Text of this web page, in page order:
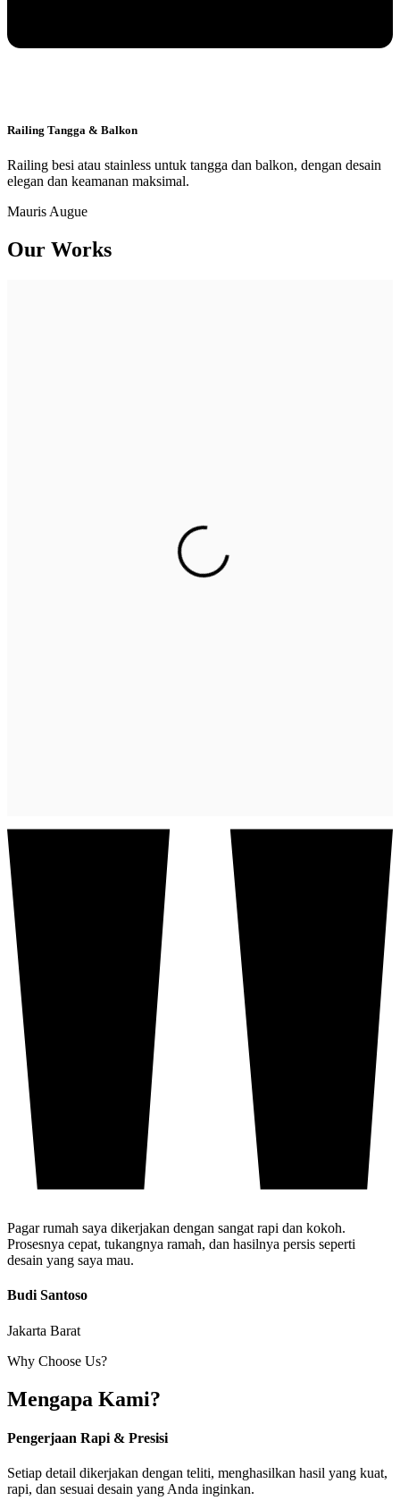
Railing Tangga & Balkon
Railing besi atau stainless untuk tangga dan balkon, dengan desain
elegan dan keamanan maksimal.
Mauris Augue
Our Works
Pagar rumah saya dikerjakan dengan sangat rapi dan kokoh.
Prosesnya cepat, tukangnya ramah, dan hasilnya persis seperti
desain yang saya mau.
Budi Santoso
Jakarta Barat
Why Choose Us?
Mengapa Kami?
Pengerjaan Rapi & Presisi
Setiap detail dikerjakan dengan teliti, menghasilkan hasil yang kuat,
rapi, dan sesuai desain yang Anda inginkan.